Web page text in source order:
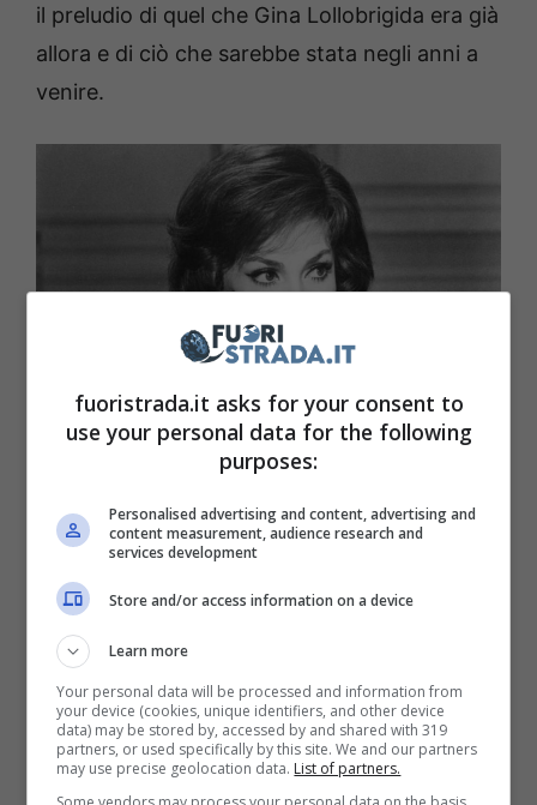
il preludio di quel che Gina Lollobrigida era già
allora e di ciò che sarebbe stata negli anni a
venire.
Gina Lollobrigida, bellezza e talento che hanno incantato
Ha lavorato con registi italiani a dir poco
straordinari come Alessandro Blasetti e
Vittorio De Sica, ma anche da Mario Monicelli
e molti altri.Un momento della sua carriera
semplicemente indimenticabile,
insostituibile, inscalfibile e che ha preceduto
la vetta altissima di una montagna che Gina
fuoristrada.it asks for your consent to
use your personal data for the following
purposes:
Personalised advertising and content, advertising and
content measurement, audience research and
services development
Store and/or access information on a device
Learn more
Your personal data will be processed and information from
your device (cookies, unique identifiers, and other device
data) may be stored by, accessed by and shared with 319
partners, or used specifically by this site. We and our partners
may use precise geolocation data. List of partners.